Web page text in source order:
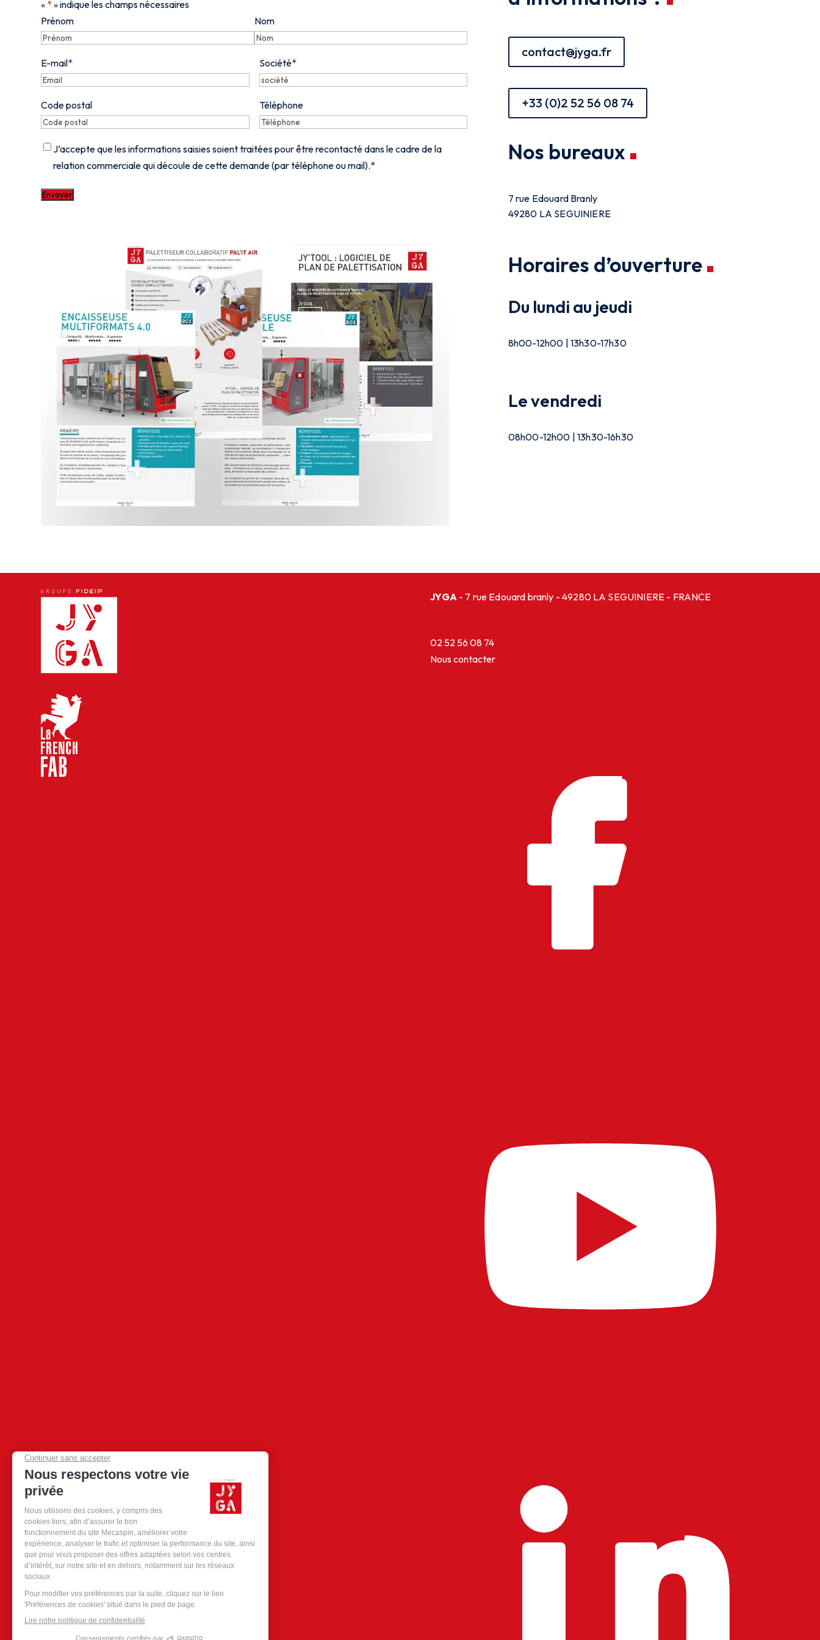
« *» indique les champs nécessaires
Nom*
Prénom Nom
E-mail* Société*
Code postal Téléphone
RGPD*
J’accepte que les informations saisies soient traitées pour être recontacté dans le cadre de la
relation commerciale qui découle de cette demande (par téléphone ou mail).*
contact@jyga.fr
+33 (0)2 52 56 08 74
Nos bureaux
7 rue Edouard Branly
49280 LA SEGUINIERE
Horaires d’ouverture
Du lundi au jeudi
8h00-12h00 | 13h30-17h30
Le vendredi
08h00-12h00 | 13h30-16h30
JYGA- 7 rue Edouard branly - 49280 LA SEGUINIERE - FRANCE
02 52 56 08 74
Nous contacter